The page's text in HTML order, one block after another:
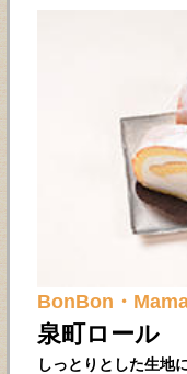
BonBon・
泉町ロール
しっとりとした生地